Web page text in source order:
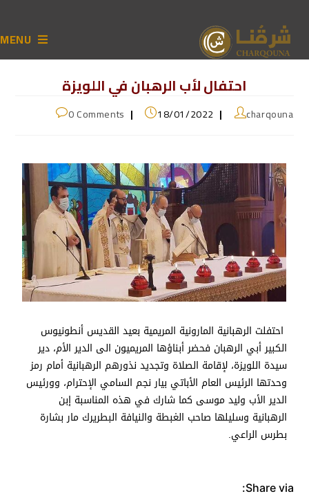
MENU
احتفال لأب الرهبان في اللويزة
charqouna
18/01/2022
0 Comments
احتفلت الرهبانية المارونية المريمية بعيد القديس أنطونيوس
الكبير أبي الرهبان فحضر أبناؤها المريميون الى الدير الأم، دير
سيدة اللويزة، لإقامة الصلاة وتجديد نذورهم الرهبانية أمام رمز
وحدتها الرئيس العام الأباتي بيار نجم السامي الإحترام، وورئيس
الدير الأب وليد موسى كما شارك في هذه المناسبة إبن
الرهبانية وسليلها صاحب الغبطة والنيافة البطريرك مار بشارة
بطرس الراعي.
Share via: